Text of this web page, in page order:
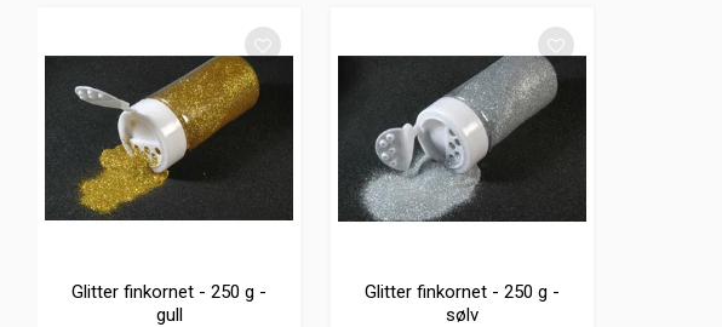
Glitter finkornet - 250 g -
gull
Glitter finkornet - 250 g -
sølv